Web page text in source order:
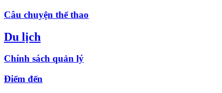
Câu chuyện thể thao
Du lịch
Chính sách quản lý
Điểm đến